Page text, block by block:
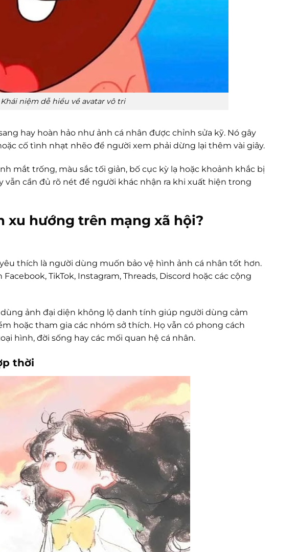
niệm dễ hiểu về avatar vô tri
hay hoàn hảo như ảnh cá nhân được chỉnh sửa kỹ. Nó gây
cố tình nhạt nhẽo để người xem phải dừng lại thêm vài giây.
mắt trống, màu sắc tối giản, bố cục kỳ lạ hoặc khoảnh khắc bị
vẫn cần đủ rõ nét để người khác nhận ra khi xuất hiện trong
xu hướng trên mạng xã hội?
thích là người dùng muốn bảo vệ hình ảnh cá nhân tốt hơn.
TikTok, Instagram, Threads, Discord hoặc các cộng
ảnh đại diện không lộ danh tính giúp người dùng cảm
hoặc tham gia các nhóm sở thích. Họ vẫn có phong cách
hình, đời sống hay các mối quan hệ cá nhân.
thời